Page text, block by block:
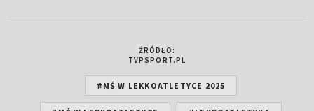
ŹRÓDŁO:
TVPSPORT.PL
#MŚ W LEKKOATLETYCE 2025